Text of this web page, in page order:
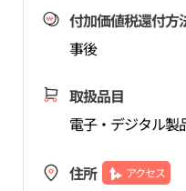
付加価値税還付方
事後
取扱品目
電子・デジタル製
住所 アクセス